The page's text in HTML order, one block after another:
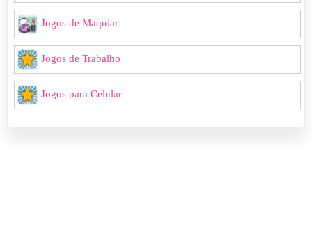
Jogos de Maquiar
Jogos de Trabalho
Jogos para Celular